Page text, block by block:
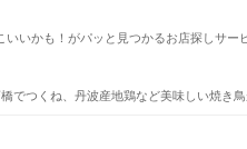
いいかも！がパッと見つかるお店探しサー
でつくね、丹波産地鶏など美味しい焼き